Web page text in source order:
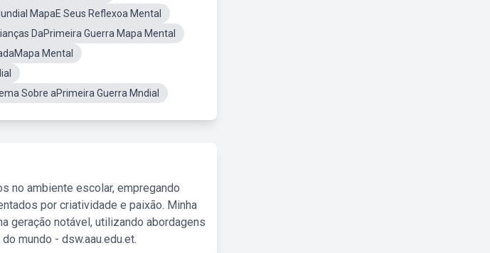
MapaE Seus Reflexoa Mental
DaPrimeira Guerra Mapa Mental
Mental
Sobre aPrimeira Guerra Mndial
no ambiente escolar, empregando
por criatividade e paixão. Minha
geração notável, utilizando abordagens
mundo - dsw.aau.edu.et.